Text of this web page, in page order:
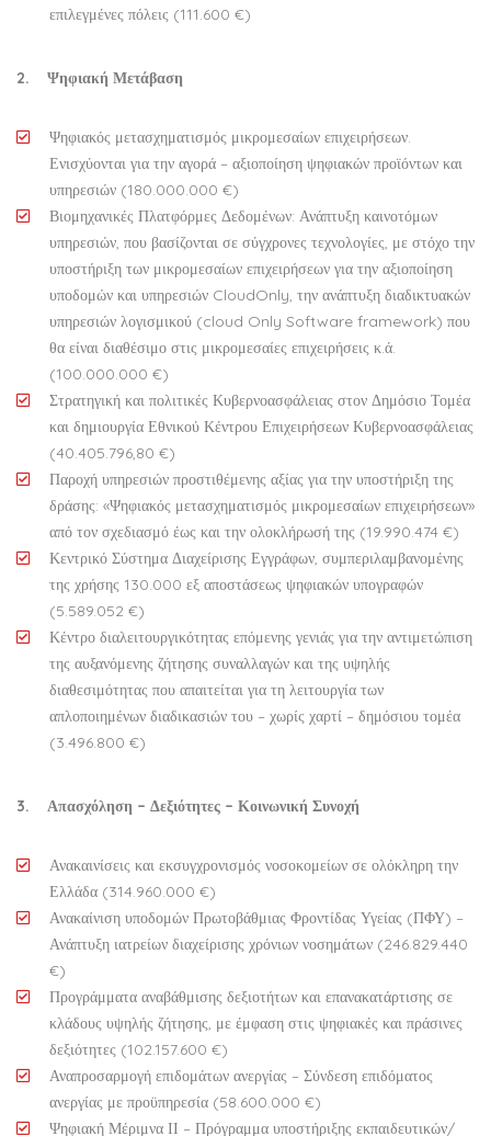
επιλεγμένες πόλεις (111.600 €)
2. Ψηφιακή Μετάβαση
Ψηφιακός μετασχηματισμός μικρομεσαίων επιχειρήσεων.
Ενισχύονται για την αγορά – αξιοποίηση ψηφιακών προϊόντων και
υπηρεσιών (180.000.000 €)
Βιομηχανικές Πλατφόρμες Δεδομένων: Ανάπτυξη καινοτόμων
υπηρεσιών, που βασίζονται σε σύγχρονες τεχνολογίες, με στόχο την
υποστήριξη των μικρομεσαίων επιχειρήσεων για την αξιοποίηση
υποδομών και υπηρεσιών CloudOnly, την ανάπτυξη διαδικτυακών
υπηρεσιών λογισμικού (cloud Only Software framework) που
θα είναι διαθέσιμο στις μικρομεσαίες επιχειρήσεις κ.ά.
(100.000.000 €)
Στρατηγική και πολιτικές Κυβερνοασφάλειας στον Δημόσιο Τομέα
και δημιουργία Εθνικού Κέντρου Επιχειρήσεων Κυβερνοασφάλειας
(40.405.796,80 €)
Παροχή υπηρεσιών προστιθέμενης αξίας για την υποστήριξη της
δράσης: «Ψηφιακός μετασχηματισμός μικρομεσαίων επιχειρήσεων»
από τον σχεδιασμό έως και την ολοκλήρωσή της (19.990.474 €)
Κεντρικό Σύστημα Διαχείρισης Εγγράφων, συμπεριλαμβανομένης
της χρήσης 130.000 εξ αποστάσεως ψηφιακών υπογραφών
(5.589.052 €)
Κέντρο διαλειτουργικότητας επόμενης γενιάς για την αντιμετώπιση
της αυξανόμενης ζήτησης συναλλαγών και της υψηλής
διαθεσιμότητας που απαιτείται για τη λειτουργία των
απλοποιημένων διαδικασιών του – χωρίς χαρτί – δημόσιου τομέα
(3.496.800 €)
3. Απασχόληση – Δεξιότητες – Κοινωνική Συνοχή
Ανακαινίσεις και εκσυγχρονισμός νοσοκομείων σε ολόκληρη την
Ελλάδα (314.960.000 €)
Ανακαίνιση υποδομών Πρωτοβάθμιας Φροντίδας Υγείας (ΠΦΥ) –
Ανάπτυξη ιατρείων διαχείρισης χρόνιων νοσημάτων (246.829.440
€)
Προγράμματα αναβάθμισης δεξιοτήτων και επανακατάρτισης σε
κλάδους υψηλής ζήτησης, με έμφαση στις ψηφιακές και πράσινες
δεξιότητες (102.157.600 €)
Αναπροσαρμογή επιδομάτων ανεργίας – Σύνδεση επιδόματος
ανεργίας με προϋπηρεσία (58.600.000 €)
Ψηφιακή Μέριμνα ΙΙ – Πρόγραμμα υποστήριξης εκπαιδευτικών/